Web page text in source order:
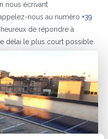
nous écrivant
nous au numéro +39
de répondre à
délai le plus court possible.